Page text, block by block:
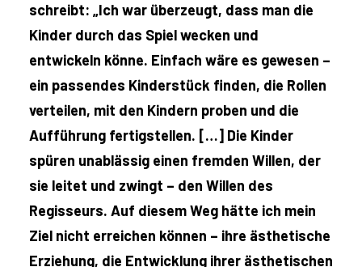
schreibt: „Ich war überzeugt, dass man die
Kinder durch das Spiel wecken und
entwickeln könne. Einfach wäre es gewesen –
ein passendes Kinderstück finden, die Rollen
verteilen, mit den Kindern proben und die
Aufführung fertigstellen. […] Die Kinder
spüren unablässig einen fremden Willen, der
sie leitet und zwingt – den Willen des
Regisseurs. Auf diesem Weg hätte ich mein
Ziel nicht erreichen können – ihre ästhetische
Erziehung, die Entwicklung ihrer ästhetischen